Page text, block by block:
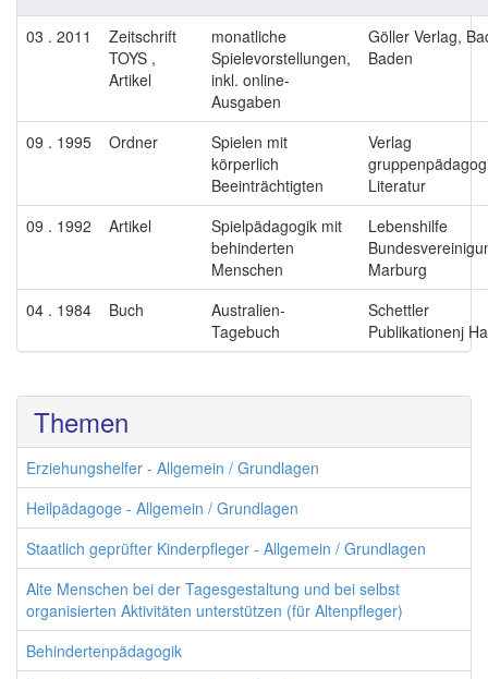
03 . 2011
Zeitschrift
TOYS ,
Artikel
monatliche
Spielevorstellungen,
inkl. online-
Ausgaben
Göller Verlag,
Baden
09 . 1995 Ordner
Spielen mit
körperlich
Beeinträchtigten
Verlag
Literatur
09 . 1992
Artikel
Spielpädagogik mit
behinderten
Menschen
Lebenshilfe
Marburg
04 . 1984
Buch
Australien-
Tagebuch
Schettler
Publikationenj
Themen
Erziehungshelfer - Allgemein / Grundlagen
Heilpädagoge - Allgemein / Grundlagen
Staatlich geprüfter Kinderpfleger - Allgemein / Grundlagen
Alte Menschen bei der Tagesgestaltung und bei selbst
organisierten Aktivitäten unterstützen (für Altenpfleger)
Behindertenpädagogik